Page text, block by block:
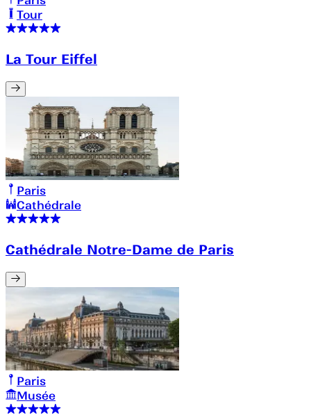
Tour
La Tour Eiffel
Paris
Cathédrale
Cathédrale Notre-Dame de Paris
Paris
Musée